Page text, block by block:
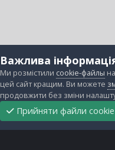
Важлива
Ми розмістили cookie-файлы
цей сайт кращим. Ви можете
продовжити без зміни
Прийняти файли cookie
Головна
Підтримати
нас
Прибрати
рекламу